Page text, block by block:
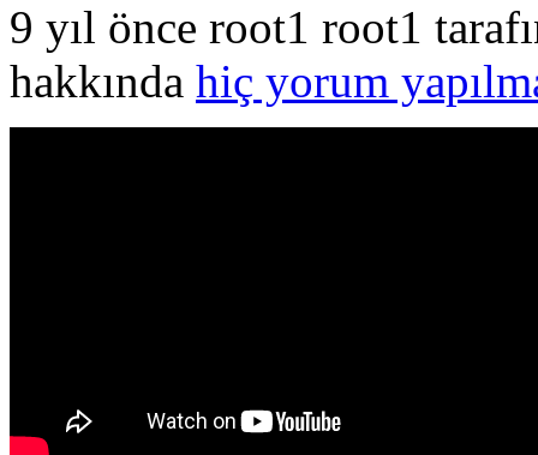
9 yıl önce root1 root1
hakkında hiç yorum